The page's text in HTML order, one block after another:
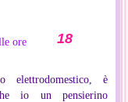
ore
elettrodomestico, è
io un pensierino